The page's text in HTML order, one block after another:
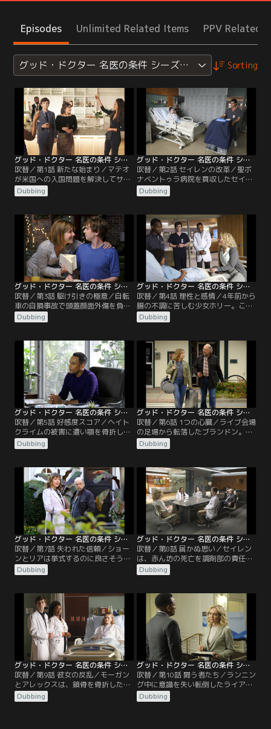
Episodes Unlimited Related Items PPV Related
グッド・ドクター 名医の条件 シーズン5 Sorting
グッド・ドクター 名医の条件 シーズン5 第01話／吹替
吹替／第1話 新たな始まり／マテオ
が米国への入国問題を解決してサン
ノゼにやって来る。リムは戸惑うが
2人は熱々だ。病院ではモーガンが
イレンを診察する。注意欠陥多動症
（ADHD）の薬の服用をしばらくや
めることになったセイレンは、病院
内をうろついて皆を振り回す。一
方、リアは結婚式の準備に余念がな
いが…。
Dubbing
グッド・ドクター 名医の条件 シーズン5 第02話／吹替
吹替／第2話 セイレンの改革／聖ボ
ナベントゥラ病院を買収したセイレ
ンは、『エシキュア・ファミリー』
方式で改革を行なう。グラスマンは
ることに。そんな中、陸上競技大会
後に体調を崩し、病院で血を吐いた
大学生マデリンがステージ4のメラ
ノーマと判明。余命わずかのため実
母エステルを呼ぶが、マデリンは彼
女に冷たい態度を取る。
Dubbing
グッド・ドクター 名医の条件 シーズン5 第03話／吹替
吹替／第3話 駆け引きの極意／自転
車の自損事故で頭蓋顔面外傷を負っ
た男性ボブ。ショーンは3D-CTを用
いた手術などが3回必要だと判断す
険の適用外のため、セイレンは許可
しない。悩むリムに、ジョーダンが
手術の回数を減らす案を思い付く。
一方、アンドリュースのチームは、
てんかんの発作を持つジェナを診
る。
Dubbing
グッド・ドクター 名医の条件 シーズン5 第04話／吹替
吹替／第4話 理性と感情／4年前から
腸の不調に苦しむ少女ホリー。これ
まで大勢の医師に腸の炎症と診断さ
れるも、納得いかない父親ウォルト
はと考える。腸閉塞を起こしていた
ため、手術後検体を調べると彼の見
立ては当たっていた。セイレンの指
示でウォルトも治療検討に加わるこ
とになるが、考えるときに指を鳴ら
す癖がショーンを…。
Dubbing
グッド・ドクター 名医の条件 シーズン5 第05話／吹替
吹替／第5話 好感度スコア／ヘイト
クライムの被害に遭い顎を骨折した
金物店経営者のソン。差別に屈せず
被害届を出すよう娘のエミリーから
ンは拒否する。また、手術で顎は修
復されたが、切除しなければ余命は
1年足らずの腫瘍が見つかる。そん
な中、顧客評価のスコアが一同に知
らされ、ショーンは外科で最下位と
なる。
Dubbing
グッド・ドクター 名医の条件 シーズン5 第06話／吹替
吹替／第6話 1つの心臓／ライブ会場
の足場から転落したブランドン。手
術中に昏睡状態となり、脳死は避け
られない。ドラマーを目指す彼を受
ことを後悔する父親を見たショーン
は、ブランドンを救おうと奮闘す
る。一方、心臓が悪く、移植しなけ
れば持たない少年オリーにブランド
ンの心臓を移植しようと考えるアレ
ックス。
Dubbing
グッド・ドクター 名医の条件 シーズン5 第07話／吹替
吹替／第7話 失われた信頼／ショー
ンとリアは挙式するのに良さそうな
教会を見つけるが、その帰り道で自
動車事故現場に遭遇、26週の妊婦ア
する。早速処置がなされ、容体が安
定したかに見えたアルマだが、事故
の遅延反応で胎盤剥離が起きる。一
方、グラスマンは自宅を売却しよう
とサンノゼに戻るが、そこに元妻イ
ラーナが現われる。
Dubbing
グッド・ドクター 名医の条件 シーズン5 第08話／吹替
吹替／第8話 届かぬ思い／セイレン
は、赤ん坊の死亡を調剤部の責任に
して事を収める。薬剤師のフリーム
スは、利益優先で進めた結果だとセ
この件について口外しない条件で解
雇手当を受け取る。一方、ショーン
は飲酒運転の自損事故で足を粉砕骨
折したフィルを担当。フラれて泥酔
したという彼のもとに駆け付けた相
手の女性は…。
Dubbing
グッド・ドクター 名医の条件 シーズン5 第09話／吹替
吹替／第9話 彼女の反乱／モーガン
とアレックスは、鎖骨を骨折したジ
ョーを診る。ジョーは、歌舞伎症候
群で筋力に問題がある上に知的障害
Dubbing
グッド・ドクター 名医の条件 シーズン5 第10話／吹替
吹替／第10話 闘う者たち／ランニン
グ中に意識を失い転倒したライア
ン。半年前に友人から肝臓を提供さ
れ移植手術を受けていたライアンだ
Dubbing